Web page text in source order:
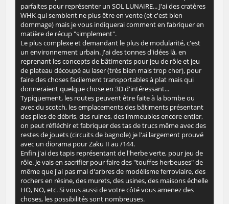
parfaites pour représenter un SOL LUNAIRE... J'ai des cratères
WHK qui semblent ne plus être en vente (et c'est bien
dommage) mais je vous indiquerai comment en fabriquer en
matière de récup "simplement".
Le plus complexe et demandant le plus de modularité, c'est
un environnement urbain. J'ai des tonnes d'idées là, en
reprenant les concepts de bâtiments pour jeu de rôle et jeu
de plateau découpé au laser (très bien mais trop cher), pour
faire des choses facilement transportables à plat mais qui
donneraient quelque chose en 3D d'intéressant...
Typiquement, les routes peuvent être faite à la bombe ou
avec du scotch, les emplacements des bâtiments présentant
des piles de débris, des ruines, des immeubles encore entier,
on peut réfléchir et fabriquer des tas de trucs même avec des
restes de jouets (circuits de bagnole) je l'ai largement prouvé
avec un diorama pour Zaku II au /144.
Enfin j'ai des tapis représentant de l'herbe verte, pour jeu de
rôle. Je vais en sacrifier pour faire des "touffes herbeuses" de
même que j'ai pas mal d'arbres de modélisme ferroviaire, des
rochers en résine, des murets, des usines, des maisons échelle
HO, NO, etc. Si vous aussi de votre côté vous amenez des
choses, les possibilités sont nombreuses.